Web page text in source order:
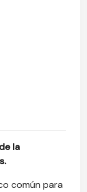
la
común para